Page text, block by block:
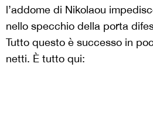
l’addome di Nikolaou
nello specchio della porta
Tutto questo è successo in
netti. È tutto qui: